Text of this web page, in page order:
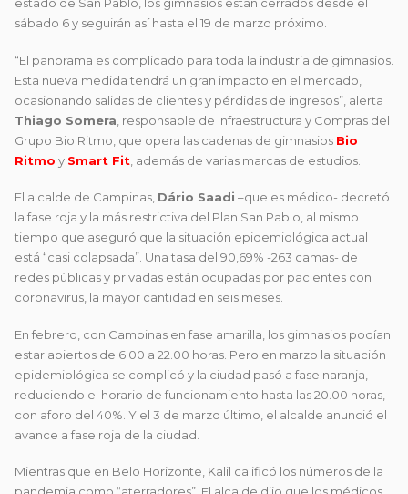
sábado 6 y seguirán así hasta el 19 de marzo próximo.
“El panorama es complicado para toda la industria de gimnasios.
Esta nueva medida tendrá un gran impacto en el mercado,
ocasionando salidas de clientes y pérdidas de ingresos”, alerta
Thiago Somera , responsable de Infraestructura y Compras del
Grupo Bio Ritmo, que opera las cadenas de gimnasios Bio
Ritmo y Smart Fit , además de varias marcas de estudios.
El alcalde de Campinas, Dário Saadi –que es médico- decretó
la fase roja y la más restrictiva del Plan San Pablo, al mismo
tiempo que aseguró que la situación epidemiológica actual
está “casi colapsada”. Una tasa del 90,69% -263 camas- de
redes públicas y privadas están ocupadas por pacientes con
coronavirus, la mayor cantidad en seis meses.
En febrero, con Campinas en fase amarilla, los gimnasios podían
estar abiertos de 6.00 a 22.00 horas. Pero en marzo la situación
epidemiológica se complicó y la ciudad pasó a fase naranja,
reduciendo el horario de funcionamiento hasta las 20.00 horas,
con aforo del 40%. Y el 3 de marzo último, el alcalde anunció el
avance a fase roja de la ciudad.
Mientras que en Belo Horizonte, Kalil calificó los números de la